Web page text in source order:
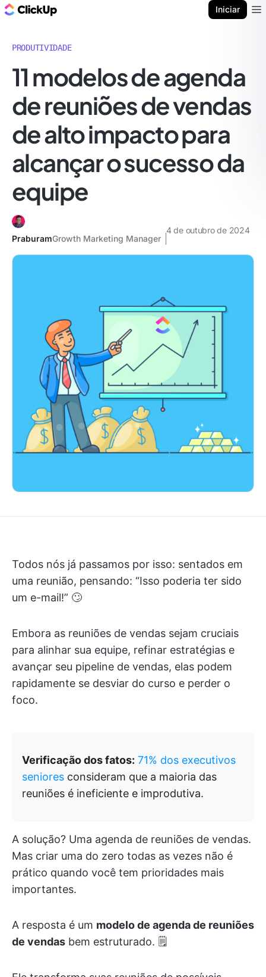
Iniciar
PRODUTIVIDADE
11 modelos de agenda
de reuniões de vendas
de alto impacto para
alcançar o sucesso da
equipe
PraburamGrowth Marketing Manager
4 de outubro de 2024
Todos nós já passamos por isso: sentados em
uma reunião, pensando: “Isso poderia ter sido
um e-mail!” 🙄
Embora as reuniões de vendas sejam cruciais
para alinhar sua equipe, refinar estratégias e
avançar seu pipeline de vendas, elas podem
rapidamente se desviar do curso e perder o
foco.
Verificação dos fatos: 71% dos executivos
seniores consideram que a maioria das
reuniões é ineficiente e improdutiva.
A solução? Uma agenda de reuniões de vendas.
Mas criar uma do zero todas as vezes não é
prático quando você tem prioridades mais
importantes.
A resposta é um modelo de agenda de reuniões
de vendas bem estruturado. 🗒️